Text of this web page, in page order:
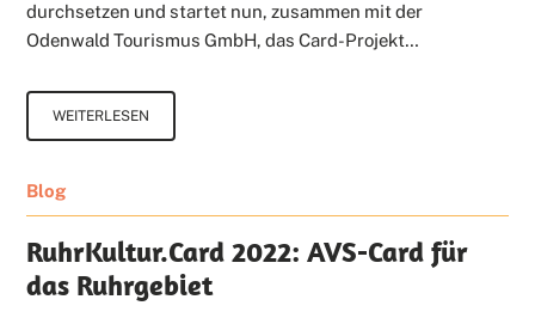
durchsetzen und startet nun, zusammen mit der
Odenwald Tourismus GmbH, das Card-Projekt…
WEITERLESEN
Blog
RuhrKultur.Card 2022: AVS-Card für
das Ruhrgebiet